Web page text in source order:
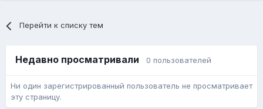
Перейти к списку тем
Недавно просматривали 0 пользователей
Ни один зарегистрированный пользователь не просматривает
эту страницу.